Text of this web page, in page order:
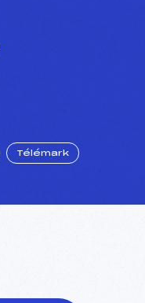
Télémark